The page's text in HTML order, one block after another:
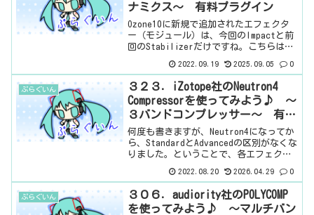
ナミクス～ 有料プラグイン
Ozone10に新規で追加されたエフェクタ
ー（モジュール）は、今回のImpactと前
回のStabilizerだけですね。こちらはダ
するエフェクターです。Ozone12になっ
ても変更なし。コンプとエキスパン...
2022.09.19 2025.09.05 0
ぷらぐいん
３２３．iZotope社のNeutron4
Compressorを使ってみよう♪ ～
３バンドコンプレッサー～ 有料
プラグイン
何度も書きますが、Neutron4になってか
ら、StandardとAdvancedの区別がなくな
りました。ということで、各エフェクタ
Advancedのみ）になりました。ではで
は、順番に見ていきましょう。まず...
2022.08.20 2026.04.29 0
ぷらぐいん
３０６．audiority社のPOLYCOMP
を使ってみよう♪ ～マルチバン